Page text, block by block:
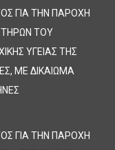
ΓΙΑ ΤΗΝ ΠΑΡΟΧΗ
ΤΟΥ
ΥΓΕΙΑΣ ΤΗΣ
ΜΕ ΔΙΚΑΙΩΜΑ
ΓΙΑ ΤΗΝ ΠΑΡΟΧΗ